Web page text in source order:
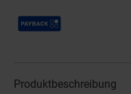
Payback Punkte
Produktbeschreibung